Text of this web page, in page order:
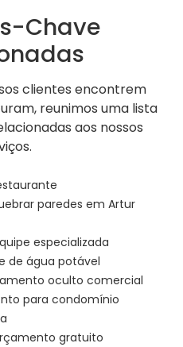
Chave
clientes encontrem
reunimos uma lista
aos nossos
paredes em Artur
especializada
de água potável
oculto comercial
para condomínio
gratuito